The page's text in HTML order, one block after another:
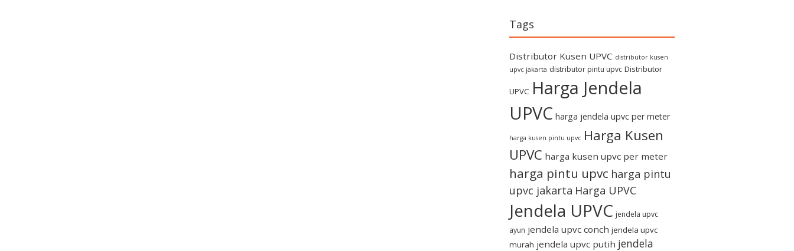
Tags
Distributor Kusen UPVC distributor kusen
upvc jakarta distributor pintu upvc Distributor
UPVC Harga Jendela
UPVC harga jendela upvc per meter
harga kusen pintu upvc Harga Kusen
UPVC harga kusen upvc per meter
harga pintu upvc harga pintu
upvc jakarta Harga UPVC
Jendela UPVC jendela upvc
ayun jendela upvc conch jendela upvc
murah jendela upvc putih jendela